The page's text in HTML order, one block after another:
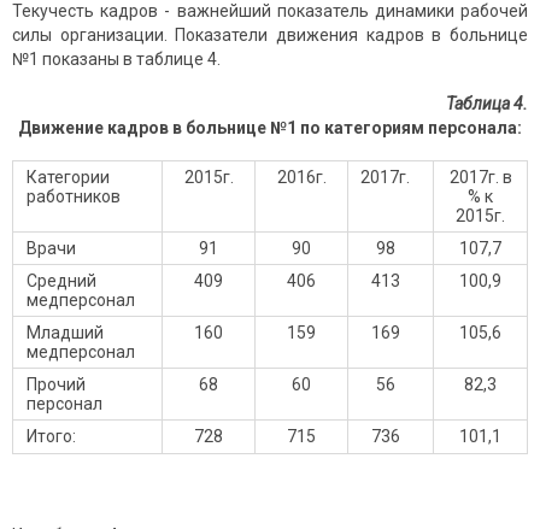
Текучесть кадров - важнейший показатель динамики рабочей
силы организации. Показатели движения кадров в больнице
№1 показаны в таблице 4.
Таблица 4.
Движение кадров в больнице №1 по категориям персонала:
Категории
работников
2015г. 2016г. 2017г.
2017г. в
% к
2015г.
Врачи
91 90 98
107,7
Средний
медперсонал
409 406 413 100,9
Младший
медперсонал
160 159 169 105,6
Прочий
персонал
68 60 56 82,3
Итого: 728 715 736 101,1